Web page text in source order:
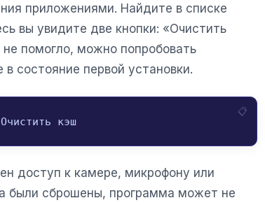
приложениями. Найдите в списке
вы увидите две кнопки: «Очистить
помогло, можно попробовать
состояние первой установки.
кэш
доступ к камере, микрофону или
были сброшены, программа может не